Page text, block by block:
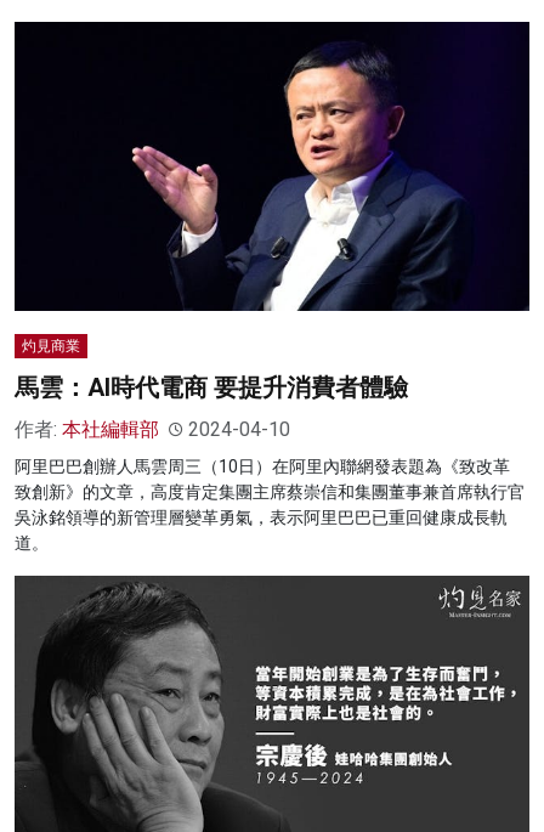
灼見商業
馬雲：AI時代電商 要提升消費者體驗
作者: 本社編輯部 2024-04-10
阿里巴巴創辦人馬雲周三（10日）在阿里內聯網發表題為《致改革
致創新》的文章，高度肯定集團主席蔡崇信和集團董事兼首席執行官
吳泳銘領導的新管理層變革勇氣，表示阿里巴巴已重回健康成長軌
道。